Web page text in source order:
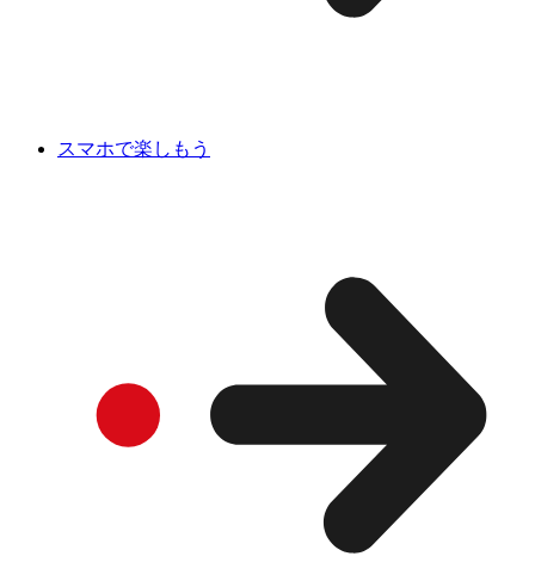
スマホで楽しもう